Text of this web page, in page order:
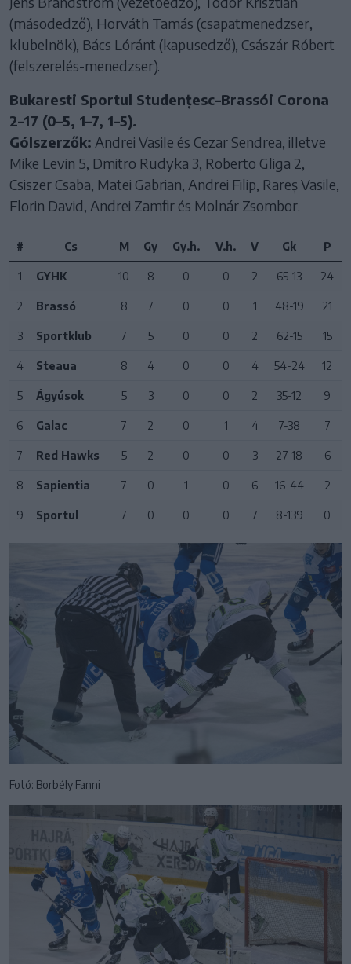
(másodedző), Horváth Tamás (csapatmenedzser,
klubelnök), Bács Lóránt (kapusedző), Császár Róbert
(felszerelés-menedzser).
Bukaresti Sportul Studențesc–Brassói Corona
2–17 (0–5, 1–7, 1–5).
Gólszerzők: Andrei Vasile és Cezar Sendrea, illetve
Mike Levin 5, Dmitro Rudyka 3, Roberto Gliga 2,
Csiszer Csaba, Matei Gabrian, Andrei Filip, Rareș Vasile,
Florin David, Andrei Zamfir és Molnár Zsombor.
# Cs M Gy Gy.h. V.h. V Gk P
1 GYHK 10 8 0 0 2 65-13 24
2 Brassó 8 7 0 0 1 48-19 21
3 Sportklub 7 5 0 0 2 62-15 15
4 Steaua 8 4 0 0 4 54-24 12
5 Ágyúsok 5 3 0 0 2 35-12 9
6 Galac 7 2 0 1 4 7-38 7
7 Red Hawks 5 2 0 0 3 27-18 6
8 Sapientia 7 0 1 0 6 16-44 2
9 Sportul 7 0 0 0 7 8-139 0
Fotó: Borbély Fanni